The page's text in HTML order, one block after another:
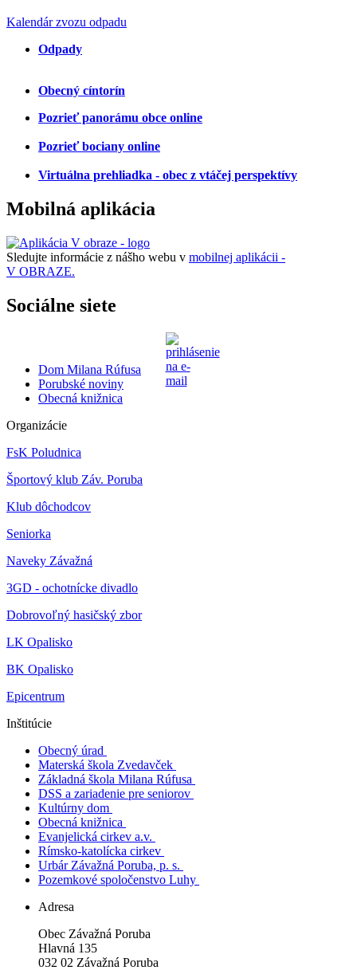
Kalendár zvozu odpadu
Odpady
Obecný cíntorín
Pozrieť panorámu obce online
Pozrieť bociany online
Virtuálna prehliadka - obec z vtáčej perspektívy
Mobilná aplikácia
Sledujte informácie z nášho webu v mobilnej aplikácii -
V OBRAZE.
Sociálne siete
Dom Milana Rúfusa
Porubské noviny
Obecná knižnica
Organizácie
FsK Poludnica
Športový klub Záv. Poruba
Klub dôchodcov
Seniorka
Naveky Závažná
3GD - ochotnícke divadlo
Dobrovoľný hasičský zbor
LK Opalisko
BK Opalisko
Epicentrum
Inštitúcie
Obecný úrad
Materská škola Zvedavček
Základná škola Milana Rúfusa
DSS a zariadenie pre seniorov
Kultúrny dom
Obecná knižnica
Evanjelická cirkev a.v.
Rímsko-katolícka cirkev
Urbár Závažná Poruba, p. s.
Pozemkové spoločenstvo Luhy
Adresa
Obec Závažná Poruba
Hlavná 135
032 02 Závažná Poruba